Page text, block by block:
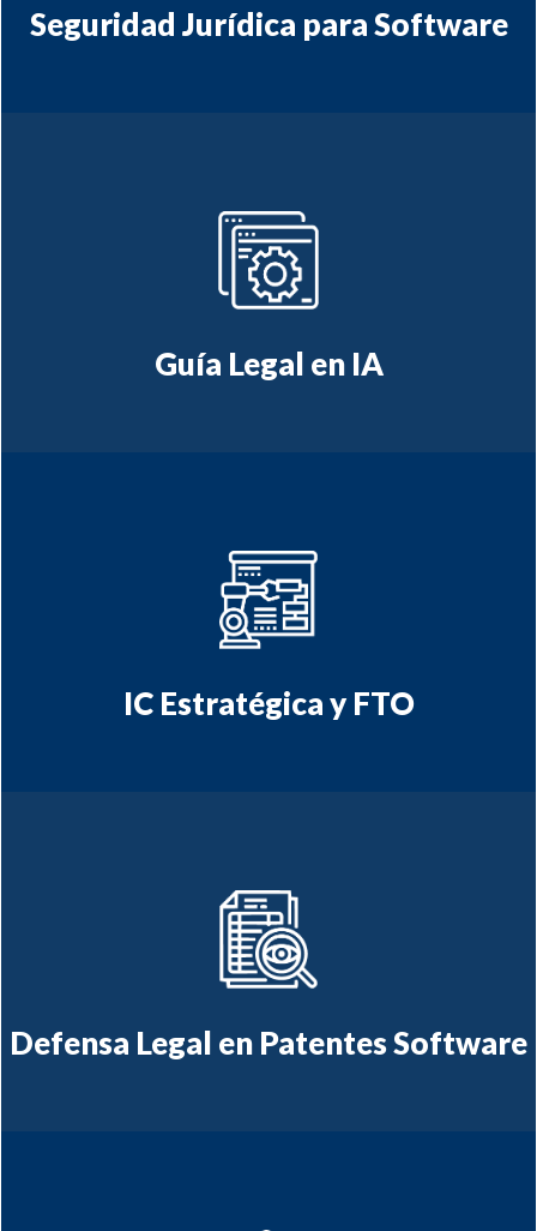
Seguridad Jurídica para Software
Guía Legal en IA
Asesoría en materia
regulatoria asociada
inteligencia artificial
IC Estratégica y FTO
Vigilancia Estratégica e
Competitiva y Libertad
(FTO)
Defensa Legal en Patentes Software
Asesoría en trámite y litigio
de invenciones
implementadas por
computador